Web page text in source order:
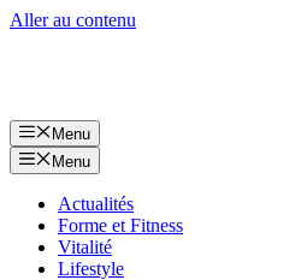
Aller au contenu
Menu
Menu
Actualités
Forme et Fitness
Vitalité
Lifestyle